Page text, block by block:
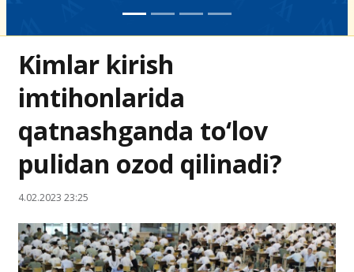
Kimlar kirish
imtihonlarida
qatnashganda to‘lov
pulidan ozod qilinadi?
4.02.2023 23:25